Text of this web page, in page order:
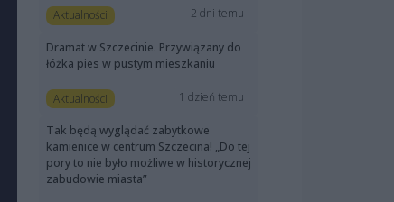
Aktualności 2 dni temu
Dramat w Szczecinie. Przywiązany do
łóżka pies w pustym mieszkaniu
Aktualności 1 dzień temu
Tak będą wyglądać zabytkowe
kamienice w centrum Szczecina! „Do tej
pory to nie było możliwe w historycznej
zabudowie miasta”